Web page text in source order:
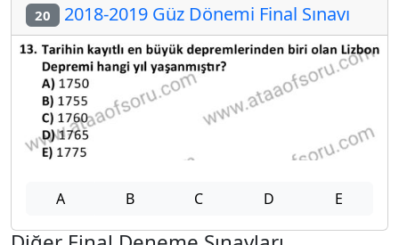
20 2018-2019 Güz Dönemi Final Sınavı
A B C D E